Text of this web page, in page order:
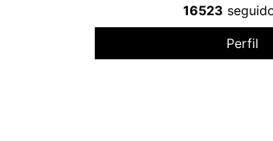
16523
Perfil